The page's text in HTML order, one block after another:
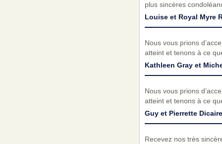
plus sincères
Louise et Royal Myre
Nous vous prions
atteint et tenons à ce
Kathleen Gray et
Nous vous prions
atteint et tenons à ce
Guy et Pierrette Dicaire
Recevez nos très